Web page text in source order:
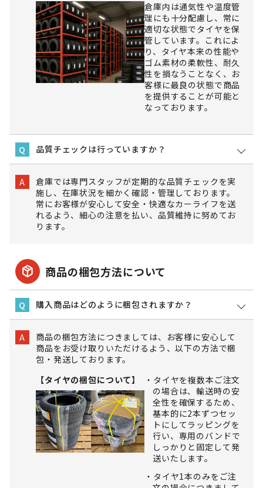
倉庫内は通気性や温度管
理にも十分配慮し、常に
適切な状態でタイヤを保
管しています。これによ
り、タイヤ本来の性能や
ゴム素材の柔軟性、耐久
性を損なうことなく、お
客様に最良の状態で商品
を提供することが可能と
なっております。
Q 品質チェックは行っていますか？
A
倉庫では専門スタッフが定期的な品質チェックを実
施し、在庫状況を細かく確認・管理しております。
常にお客様が安心して安全・快適なカーライフを送
れるよう、細心の注意を払い、品質維持に努めてお
ります。
package_2 商品の梱包方法について
Q 購入商品はどのように梱包されますか？
A
商品の梱包方法につきましては、お客様に安心して
商品をお受け取りいただけるよう、以下の方法で梱
包・発送しております。
【タイヤの梱包について】
タイヤを複数本ご注文
の場合は、輸送時の安
全性を確保するため、
基本的に2本ずつセッ
トにしてラッピングを
行い、専用のバンドで
しっかりと固定して発
送いたします。
タイヤ1本のみをご注